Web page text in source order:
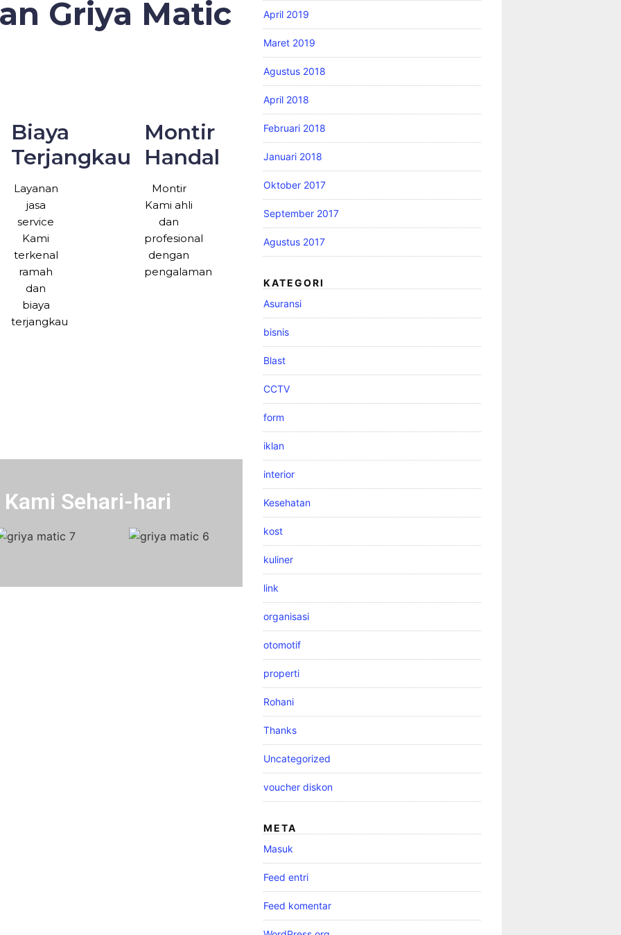
Griya Matic
Biaya
Terjangkau
Layanan
jasa
service
Kami
terkenal
ramah
dan
biaya
terjangkau
Montir
Handal
Montir
Kami ahli
dan
profesional
dengan
pengalaman
Sehari-hari
April 2019
Maret 2019
Agustus 2018
April 2018
Februari 2018
Januari 2018
Oktober 2017
September 2017
Agustus 2017
KATEGORI
Asuransi
bisnis
Blast
CCTV
form
iklan
interior
Kesehatan
kost
kuliner
link
organisasi
otomotif
properti
Rohani
Thanks
Uncategorized
voucher diskon
META
Masuk
Feed entri
Feed komentar